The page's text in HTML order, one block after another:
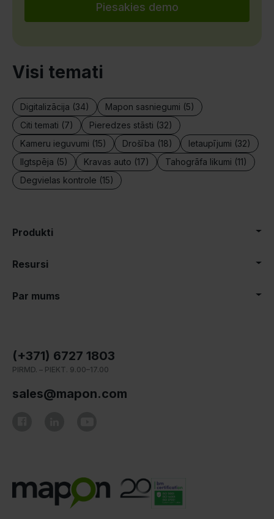
Piesakies demo
Visi temati
Digitalizācija (34)
Mapon sasniegumi (5)
Citi temati (7)
Pieredzes stāsti (32)
Kameru ieguvumi (15)
Drošība (18)
Ietaupījumi (32)
Ilgtspēja (5)
Kravas auto (17)
Tahogrāfa likumi (11)
Degvielas kontrole (15)
Produkti
Resursi
Par mums
(+371) 6727 1803
PIRMD. – PIEKT. 9.00–17.00
sales@mapon.com